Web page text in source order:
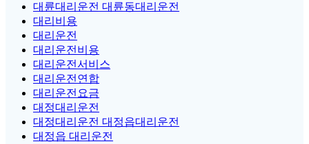
대륜대리운전 대륜동대리운전
대리비용
대리운전
대리운전비용
대리운전서비스
대리운전연합
대리운전요금
대정대리운전
대정대리운전 대정읍대리운전
대정읍 대리운전